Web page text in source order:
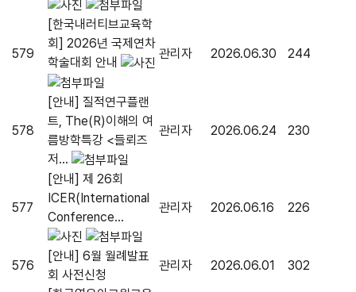
579
[한국내러티브교육학
회] 2026년 국제연차
학술대회 안내
관리자 2026.06.30 244
578
[안내] 질적연구플랜
트, The(R)이해의 여
름방학특강 <들뢰즈
저...
관리자 2026.06.24 230
577
[안내] 제 26회
ICER(International
Conference...
관리자 2026.06.16 226
576
[안내] 6월 월례발표
회 사전신청
관리자 2026.06.01 302